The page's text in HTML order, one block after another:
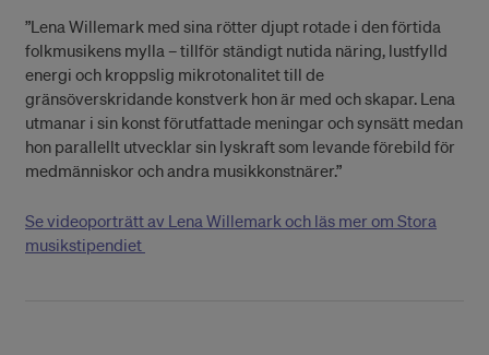
”Lena Willemark med sina rötter djupt rotade i den förtida
folkmusikens mylla – tillför ständigt nutida näring, lustfylld
energi och kroppslig mikrotonalitet till de
gränsöverskridande konstverk hon är med och skapar. Lena
utmanar i sin konst förutfattade meningar och synsätt medan
hon parallellt utvecklar sin lyskraft som levande förebild för
medmänniskor och andra musikkonstnärer.”
Se videoporträtt av Lena Willemark och läs mer om Stora
musikstipendiet